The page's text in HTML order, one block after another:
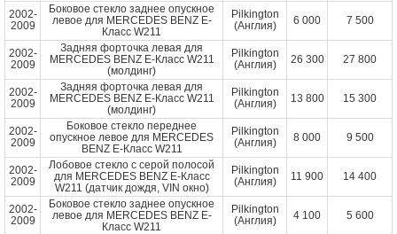
2002-
2009
Боковое стекло заднее опускное
левое для MERCEDES BENZ E-
Класс W211
Pilkington
(Англия)
6 000 7 500
2002-
2009
Задняя форточка левая для
MERCEDES BENZ E-Класс W211
(молдинг)
Pilkington
(Англия)
26 300 27 800
2002-
2009
Задняя форточка левая для
MERCEDES BENZ E-Класс W211
(молдинг)
Pilkington
(Англия)
13 800 15 300
2002-
2009
Боковое стекло переднее
опускное левое для MERCEDES
BENZ E-Класс W211
Pilkington
(Англия)
8 000 9 500
2002-
2009
Лобовое стекло с серой полосой
для MERCEDES BENZ E-Класс
W211 (датчик дождя, VIN окно)
Pilkington
(Англия)
11 900 14 400
2002-
2009
Боковое стекло заднее опускное
левое для MERCEDES BENZ E-
Класс W211
Pilkington
(Англия)
4 100 5 600